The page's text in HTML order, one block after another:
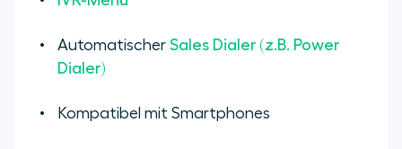
Automatischer Sales Dialer (z.B. Power
Dialer)
Kompatibel mit Smartphones